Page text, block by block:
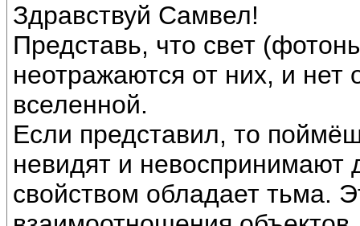
Здравствуй Самвел!
Представь, что свет
неотражаются от них, и
вселенной.
Если представил, то
невидят и невоспринимают
свойством обладает тьма.